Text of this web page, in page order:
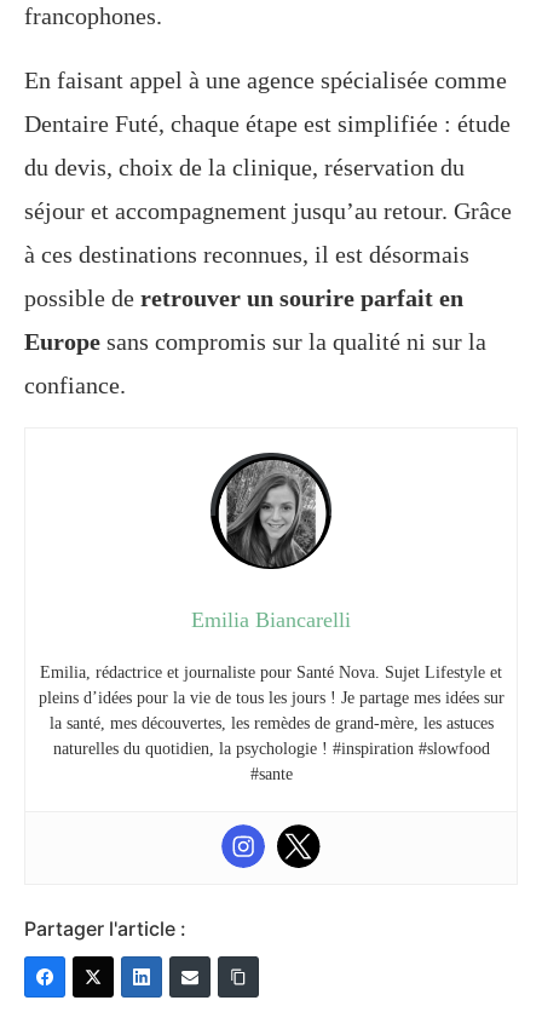
francophones.
En faisant appel à une agence spécialisée comme
Dentaire Futé, chaque étape est simplifiée : étude
du devis, choix de la clinique, réservation du
séjour et accompagnement jusqu’au retour. Grâce
à ces destinations reconnues, il est désormais
possible de retrouver un sourire parfait en
Europe sans compromis sur la qualité ni sur la
confiance.
Emilia Biancarelli
Emilia, rédactrice et journaliste pour Santé Nova. Sujet Lifestyle et
pleins d’idées pour la vie de tous les jours ! Je partage mes idées sur
la santé, mes découvertes, les remèdes de grand-mère, les astuces
naturelles du quotidien, la psychologie ! #inspiration #slowfood
#sante
Partager l'article :